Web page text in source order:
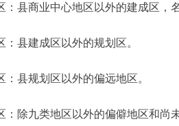
县商业中心地区以外的建成区，
县建成区以外的规划区。
县规划区以外的偏远地区。
除九类地区以外的偏僻地区和尚